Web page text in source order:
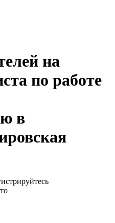
на
по работе
в